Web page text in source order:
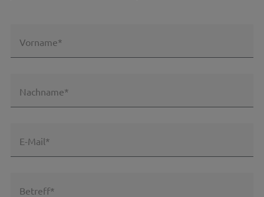
Vorname*
Nachname*
E-Mail*
Betreff*